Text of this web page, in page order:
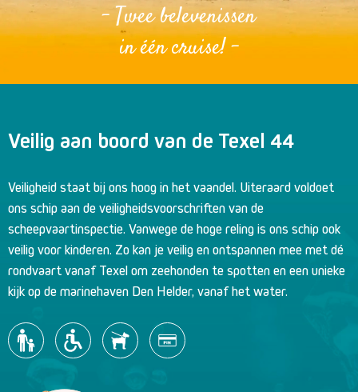
- Twee belevenissen
in één cruise! -
Veilig aan boord van de Texel 44
Veiligheid staat bij ons hoog in het vaandel. Uiteraard voldoet
ons schip aan de veiligheidsvoorschriften van de
scheepvaartinspectie. Vanwege de hoge reling is ons schip ook
veilig voor kinderen. Zo kan je veilig en ontspannen mee met dé
rondvaart vanaf Texel om zeehonden te spotten en een unieke
kijk op de marinehaven Den Helder, vanaf het water.